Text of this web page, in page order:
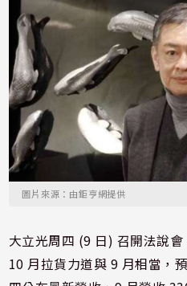
圖片來源：由鉅亨網提供
大立光周四 (9 日) 召開法說
10 月拉貨力道與 9 月相當，